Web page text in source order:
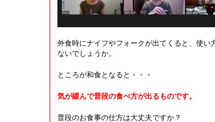
外食時にナイフやフォークが出てくると、使
ないでしょうか。
ところが和食となると・・・
気が緩んで普段の食べ方が出るものです。
普段のお食事の仕方は大丈夫ですか？